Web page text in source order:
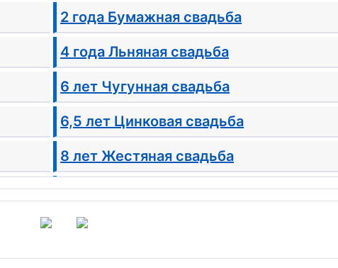
2 года Бумажная свадьба
4 года Льняная свадьба
6 лет Чугунная свадьба
6,5 лет Цинковая свадьба
8 лет Жестяная свадьба
10 лет Оловянная свадьба
12 лет Никелевая свадьба
14 - Агатовая свадьба